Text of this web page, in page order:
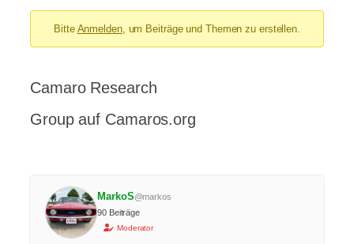
Bitte Anmelden, um Beiträge und Themen zu erstellen.
Camaro Research
Group auf Camaros.org
MarkoS@markos
90 Beiträge
Moderator